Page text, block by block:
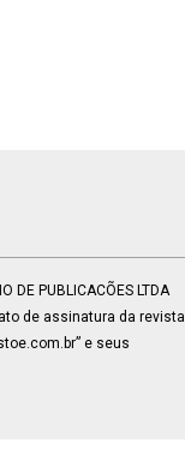
PUBLICACÕES LTDA
de assinatura da revista
e seus